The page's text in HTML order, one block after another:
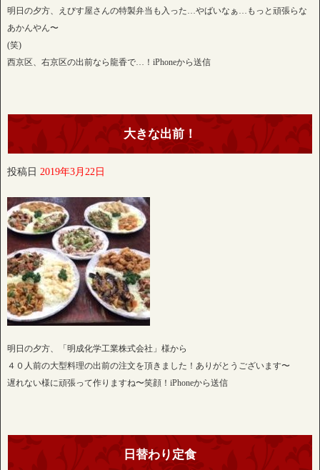
明日の夕方、えびす屋さんの特製弁当も入った…やばいなぁ…もっと頑張らな
あかんやん〜
(笑)
西京区、右京区の出前なら龍香で…！iPhoneから送信
大きな出前！
投稿日 2019年3月22日
明日の夕方、「明成化学工業株式会社」様から
４０人前の大型料理の出前の注文を頂きました！ありがとうございます〜
遅れない様に頑張って作りますね〜笑顔！iPhoneから送信
日替わり定食